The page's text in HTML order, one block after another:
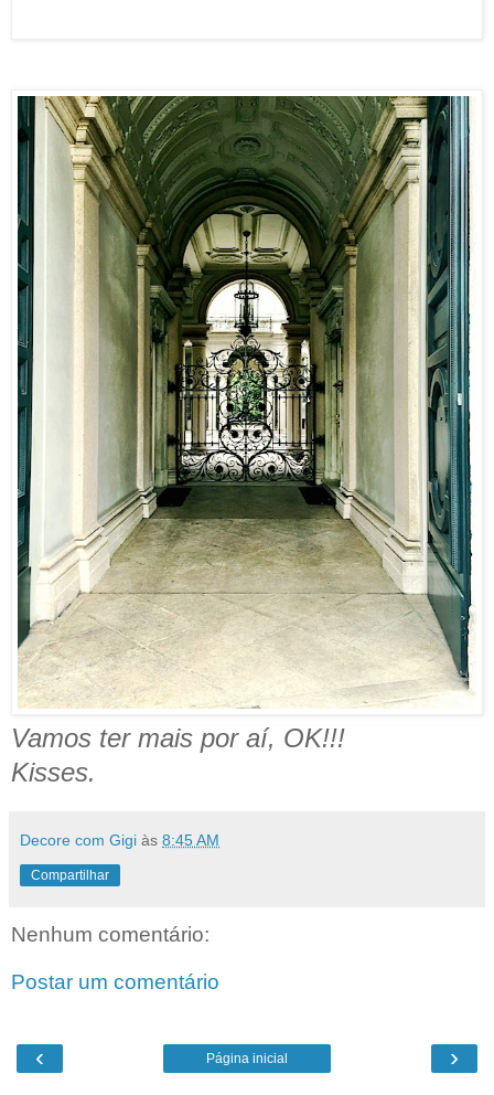
Vamos ter mais por aí, OK!!!
Kisses.
Decore com Gigi às 8:45 AM
Compartilhar
Nenhum comentário:
Postar um comentário
‹ ›
Página inicial